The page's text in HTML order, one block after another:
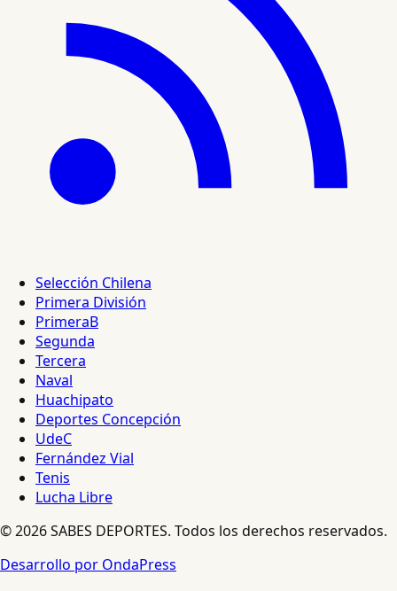
Selección Chilena
Primera División
PrimeraB
Segunda
Tercera
Naval
Huachipato
Deportes Concepción
UdeC
Fernández Vial
Tenis
Lucha Libre
© 2026 SABES DEPORTES. Todos los derechos reservados.
Desarrollo por OndaPress